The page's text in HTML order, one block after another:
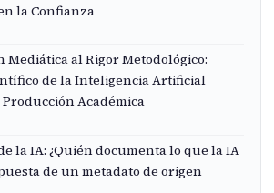
la Confianza
Mediática al Rigor Metodológico:
de la Inteligencia Artificial
Académica
la IA: ¿Quién documenta lo que la IA
de un metadato de origen